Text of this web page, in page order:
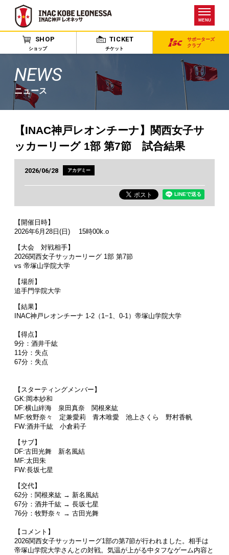
MENU
SHOP
ショップ
TICKET
チケット
サポーターズ
クラブ
NEWS
ニュース
【INAC神戸レオンチーナ】関西女子サ
ッカーリーグ 1部 第7節 試合結果
2026/06/28 アカデミー
【開催日時】
2026年6月28日(日) 15時00k.o
【大会 対戦相手】
2026関西女子サッカーリーグ 1部 第7節
vs 帝塚山学院大学
【場所】
追手門学院大学
【結果】
INAC神戸レオンチーナ 1-2（1−1、0-1）帝塚山学院大学
【得点】
9分：酒井千紘
11分：失点
67分：失点
【スターティングメンバー】
GK:岡本紗和
DF:横山絆海 泉田真奈 関根來紘
MF:牧野奈々 定兼愛莉 青木唯愛 池上さくら 野村香帆
FW:酒井千紘 小倉莉子
【サブ】
DF:古田光舞 新名風結
MF:太田朱
FW:長坂七星
【交代】
62分：関根來紘 → 新名風結
67分：酒井千紘 → 長坂七星
76分：牧野奈々 → 古田光舞
【コメント】
2026関西女子サッカーリーグ1部の第7節が行われました。相手は
帝塚山学院大学さんとの対戦。気温が上がる中タフなゲーム内容と